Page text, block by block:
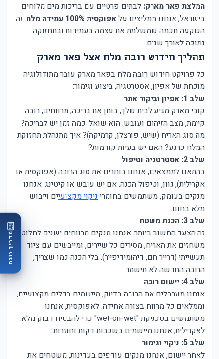
המלצת פאר מארק: לבתים פרטיים עם בריכות מים מלוחים
בישראל, אנחנו ממליצים עלאפוקסית 100% עמידה מלח
. זה
השקעה חכמה שמשלמת את עצמה בעמידות ובתחזוקה
נמוכה לאורך שנים.
תהליך חידוש רובה מלח אצל פאר מארק
כל פרויקט חידוש רובה מלח בפאר מארק עובר מתודולוגיה
מוכחת של אפיון, אסטרטגיה, ביצוע וגימור:
שלב 1: אפיון וביקור אתר
קובי מארק מגיע לבית שלך, בוחן את בריכה, מרווחים, רובה
קיימת, מצב הזיהום ועובש. הוא שואל: כמה זמן יש לבריכה?
מה סוג האריח (שיש, פורצלן, קרמיקה)? איך מתנהלת תחזוקת
המלח כרגע? האם יש בעיות קודמות?
שלב 2: אסטרטגיה וטיפול
בהתאם לממצאים, אנחנו בוחרים את סוג הרובה (אפוקסית או
אקרילית), גוון, וטיפול הכנה. אם יש עובש או קיטינג, אנחנו
מנקים בעומק, משתמשים בחומרי ניקוי מקצועיים וייבוש
מלא בחום.
שלב 3: הכנת משטח
זה הצעד החשוב ביותר. אנחנו מנקים מרווחים ישנים לחלוטין,
משחזים את האריח, מסירים כל שיירים, ומייבשים עם ציוד
תעשייתי (דרייר חם, דיהומידיפייר). בלי הכנה כמו שצריך,
הרובה החדשה לא תישמר.
שלב 4: יישום רובה
אנחנו מערבלים את הרובה בדיוק, מיישמים בכלים מקצועיים,
וממלאים כל מרווח בצורה אחידה. לאפוקסית, אנחנו
משתמשים בטכניקת "wet-on-wet" כדי להבטיח דבוק מלא.
לאקרילית, אנחנו מיישמים בשכבות דקות וחוזרות.
שלב 5: ניקוי וגימור
לאחר יישום, אנחנו מנקים עודפים בעדינות, משטחים את
מדריך רובה